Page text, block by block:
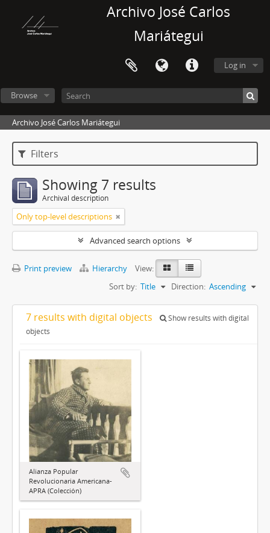
Archivo José Carlos
Mariátegui
Log in
Browse
Archivo José Carlos Mariátegui
Filters
Showing 7 results
Archival description
Only top-level descriptions
Advanced search options
Print preview Hierarchy
View:
Sort by: Title Direction: Ascending
7 results with digital objects
Show results with digital
objects
Alianza Popular
Revolucionaria Americana-
APRA (Colección)